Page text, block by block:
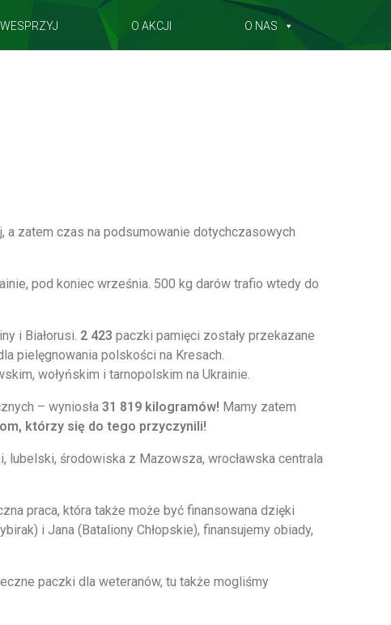
WESPRZYJ O AKCJI O NAS
a zatem czas na podsumowanie dotychczasowych
pod koniec września. 500 kg darów trafio wtedy do
i Białorusi. 2 423 paczki pamięci zostały przekazane
pielęgnowania polskości na Kresach.
wołyńskim i tarnopolskim na Ukrainie.
– wyniosła 31 819 kilogramów! Mamy zatem
którzy się do tego przyczynili!
lubelski, środowiska z Mazowsza, wrocławska centrala
praca, która także może być finansowana dzięki
i Jana (Bataliony Chłopskie), finansujemy obiady,
paczki dla weteranów, tu także mogliśmy